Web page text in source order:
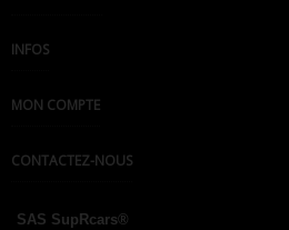
INFOS
MON COMPTE
CONTACTEZ-NOUS
SAS SupRcars®